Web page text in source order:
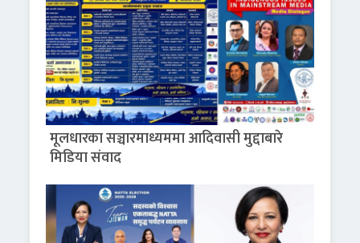
मूलधारका सञ्चारमाध्यममा आदिवासी मुद्दाबारे
मिडिया संवाद